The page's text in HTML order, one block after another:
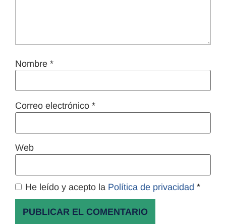
Nombre *
Correo electrónico *
Web
He leído y acepto la Política de privacidad *